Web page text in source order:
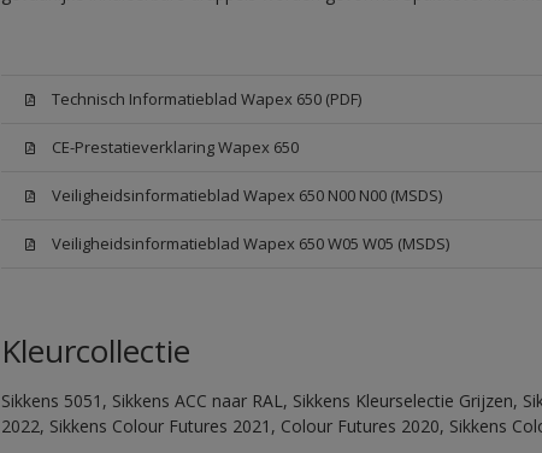
Technisch Informatieblad Wapex 650 (PDF)
CE-Prestatieverklaring Wapex 650
Veiligheidsinformatieblad Wapex 650 N00 N00 (MSDS)
Veiligheidsinformatieblad Wapex 650 W05 W05 (MSDS)
Kleurcollectie
Sikkens 5051, Sikkens ACC naar RAL, Sikkens Kleurselectie Grijzen,
2022, Sikkens Colour Futures 2021, Colour Futures 2020, Sikkens